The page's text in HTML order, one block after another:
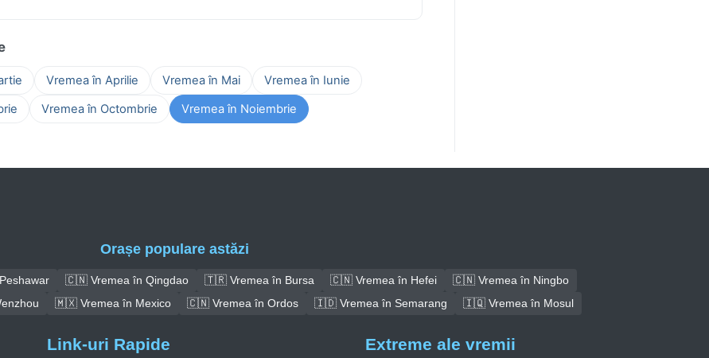
Vremea în Aprilie Vremea în Mai
Vremea în Iunie
Vremea în Octombrie
Vremea în Noiembrie
Orașe populare astăzi
🇨🇳 Vremea în Qingdao 🇹🇷 Vremea în Bursa 🇨🇳 Vremea în Hefei
🇨🇳 Vremea în Ningbo
🇲🇽 Vremea în Mexico 🇨🇳 Vremea în Ordos 🇮🇩 Vremea în Semarang 🇮🇶 Vremea în Mosul
Link-uri Rapide Extreme ale vremii